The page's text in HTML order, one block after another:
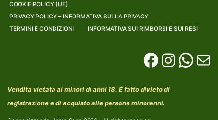
COOKIE POLICY (UE)
PRIVACY POLICY – INFORMATIVA SULLA PRIVACY
TERMINI E CONDIZIONI
INFORMATIVA SUI RIMBORSI E SUI RESI
Vendita vietata ai minori di anni 18. È fatto divieto di
registrazione e di acquisto alle persone minorenni.